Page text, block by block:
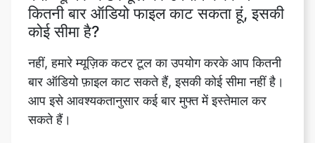
बार ऑडियो फ़ाइल काट सकते हैं, इसकी कोई सीमा नहीं है।
आप इसे आवश्यकतानुसार कई बार मुफ्त में इस्तेमाल कर
सकते हैं।
क्या मैं ऑडियो फ़ाइल के कई हिस्सों को काट